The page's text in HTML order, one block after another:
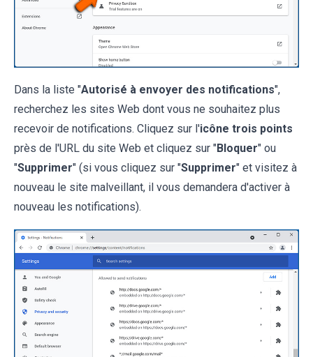
Dans la liste "Autorisé à envoyer des notifications",
recherchez les sites Web dont vous ne souhaitez plus
recevoir de notifications. Cliquez sur l'icône trois points
près de l'URL du site Web et cliquez sur "Bloquer" ou
"Supprimer" (si vous cliquez sur "Supprimer" et visitez à
nouveau le site malveillant, il vous demandera d'activer à
nouveau les notifications).